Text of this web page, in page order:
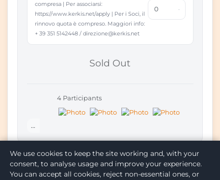
compresa | Per associarsi:
https://www.kerkis.net/apply | Per i Soci, il
rinnovo quota è compreso. Maggiori info:
+ 39 351 5142448 / direzione@kerkis.net
Sold Out
4 Participants
...
We use cookies to keep the site working and, with your
consent, to analyse usage and improve your experience.
You can accept all cookies, reject non-essential ones, or